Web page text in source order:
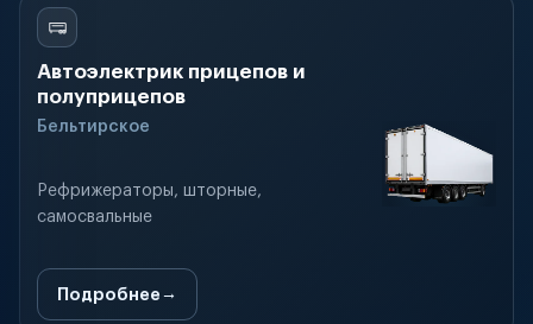
Автоэлектрик прицепов и
полуприцепов
Бельтирское
Рефрижераторы, шторные,
самосвальные
Подробнее